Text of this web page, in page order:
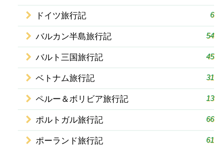
ドイツ旅行記 6
バルカン半島旅行記 54
バルト三国旅行記 45
ベトナム旅行記 31
ペルー＆ボリビア旅行記 13
ポルトガル旅行記 66
ポーランド旅行記 61